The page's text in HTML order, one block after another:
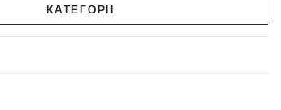
КАТЕГОРІЇ